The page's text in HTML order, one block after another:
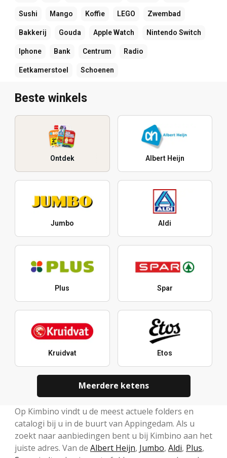
Sushi Mango Koffie LEGO Zwembad
Bakkerij Gouda Apple Watch Nintendo Switch
Iphone Bank Centrum Radio
Eetkamerstoel Schoenen
Beste winkels
Ontdek Albert Heijn
Jumbo Aldi
Plus Spar
Kruidvat Etos
Meerdere ketens
Op Kimbino vindt u de meest actuele folders en
catalogi bij u in de buurt van Appingedam. Als u
zoekt naar aanbiedingen bent u bij Kimbino aan het
juiste adres. Van de Albert Heijn, Jumbo, Aldi, Plus,